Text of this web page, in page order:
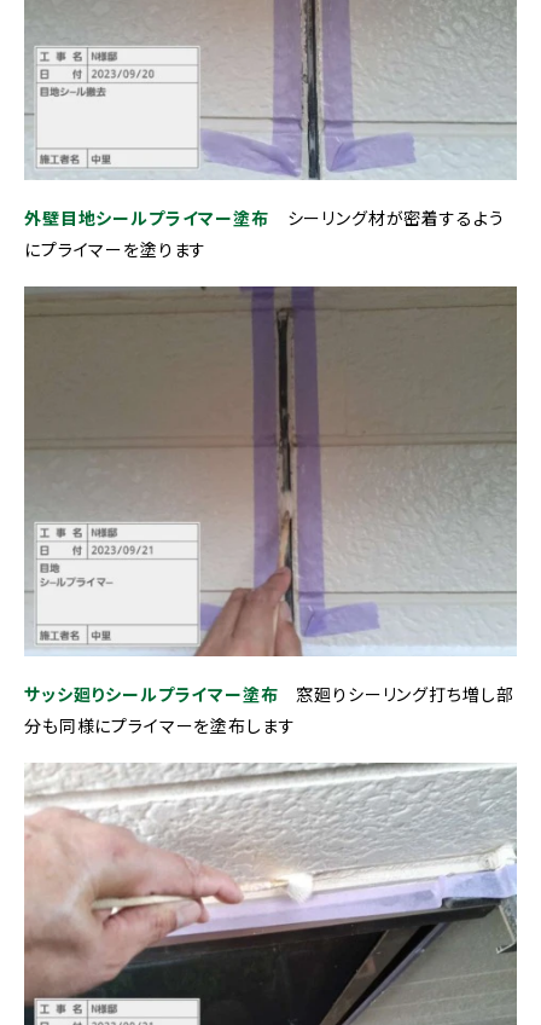
外壁目地シールプライマー塗布 シーリング材が密着するよう
にプライマーを塗ります
サッシ廻りシールプライマー塗布 窓廻りシーリング打ち増し部
分も同様にプライマーを塗布します